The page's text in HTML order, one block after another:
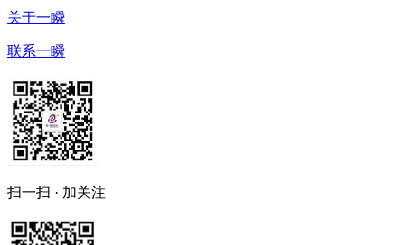
关于一瞬
联系一瞬
扫一扫 · 加关注